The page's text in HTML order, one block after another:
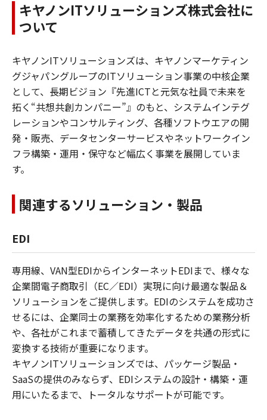
キヤノンITソリューションズ株式会社に
ついて
キヤノンITソリューションズは、キヤノンマーケティン
グジャパングループのITソリューション事業の中核企業
として、長期ビジョン『先進ICTと元気な社員で未来を
拓く“共想共創カンパニー”』のもと、システムインテグ
レーションやコンサルティング、各種ソフトウエアの開
発・販売、データセンターサービスやネットワークイン
フラ構築・運用・保守など幅広く事業を展開していま
す。
関連するソリューション・製品
EDI
専用線、VAN型EDIからインターネットEDIまで、様々な
企業間電子商取引（EC／EDI）実現に向け最適な製品＆
ソリューションをご提供します。EDIのシステムを成功さ
せるには、企業同士の業務を効率化するための業務分析
や、各社がこれまで蓄積してきたデータを共通の形式に
変換する技術が重要になります。
キヤノンITソリューションズでは、パッケージ製品・
SaaSの提供のみならず、EDIシステムの設計・構築・運
用にいたるまで、トータルなサポートが可能です。